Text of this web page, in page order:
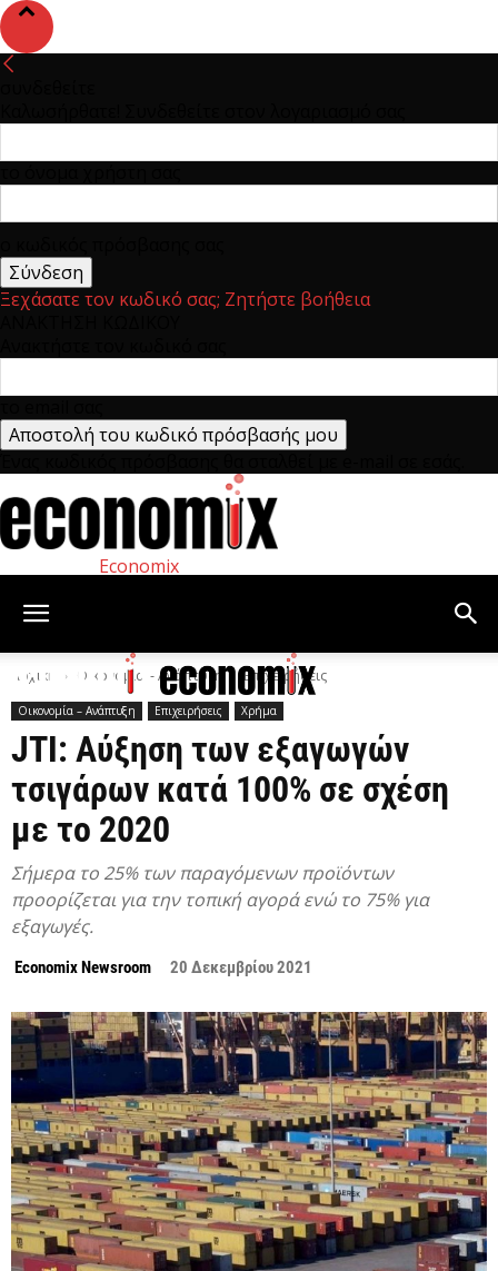
Ξεχάσατε τον κωδικό σας; Ζητήστε βοήθεια
Economix
Αρχική Οικονομία – Ανάπτυξη Επιχειρήσεις
Οικονομία – Ανάπτυξη Επιχειρήσεις Χρήμα
JTI: Αύξηση των εξαγωγών
τσιγάρων κατά 100% σε σχέση
με το 2020
Σήμερα το 25% των παραγόμενων προϊόντων
προορίζεται για την τοπική αγορά ενώ το 75% για
εξαγωγές.
Economix Newsroom 20 Δεκεμβρίου 2021